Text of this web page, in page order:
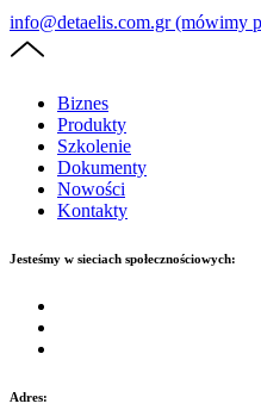
info@detaelis.com.gr (mówimy
Biznes
Produkty
Szkolenie
Dokumenty
Nowości
Kontakty
Jesteśmy w sieciach społecznościowych:
Adres: